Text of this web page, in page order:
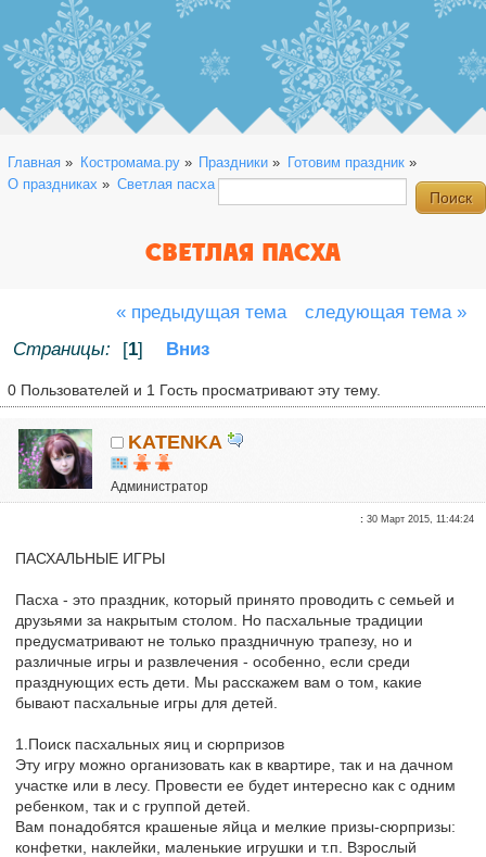
Главная » Костромама.ру» Праздники » Готовим праздник»
О праздниках » Светлая пасха
СВЕТЛАЯ ПАСХА
« предыдущая тема
следующая тема »
Страницы:
[1] Вниз
0 Пользователей и 1 Гость просматривают эту тему.
KATENKA
Администратор
Репутация:
:30 Март 2015, 11:44:24
ПАСХАЛЬНЫЕ ИГРЫ
Пасха - это праздник, который принято проводить с семьей и
друзьями за накрытым столом. Но пасхальные традиции
предусматривают не только праздничную трапезу, но и
различные игры и развлечения - особенно, если среди
празднующих есть дети. Мы расскажем вам о том, какие
бывают пасхальные игры для детей.
1.Поиск пасхальных яиц и сюрпризов
Эту игру можно организовать как в квартире, так и на дачном
участке или в лесу. Провести ее будет интересно как с одним
ребенком, так и с группой детей.
Вам понадобятся крашеные яйца и мелкие призы-сюрпризы:
конфетки, наклейки, маленькие игрушки и т.п. Взрослый